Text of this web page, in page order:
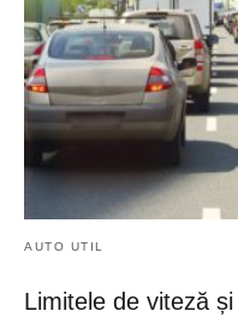
AUTO UTIL
Limitele de viteză